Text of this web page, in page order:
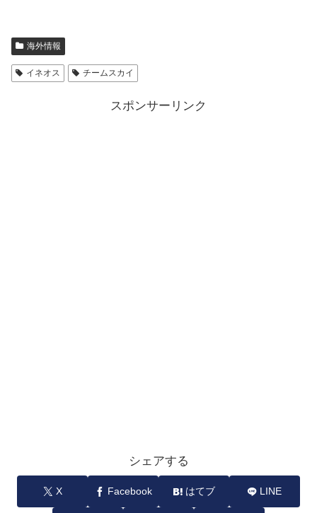
海外情報
イネオス チームスカイ
スポンサーリンク
シェアする
X Facebook はてブ LINE